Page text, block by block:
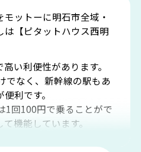
ットーに明石市全域・
【ピタットハウス西明
い利便性があります。
でなく、新幹線の駅もあ
利です。
1回100円で乗ることがで
機能しています。